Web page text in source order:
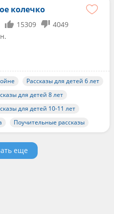
колечко
15309
4049
Рассказы для детей 6 лет
для детей 8 лет
для детей 10-11 лет
Поучительные рассказы
еще